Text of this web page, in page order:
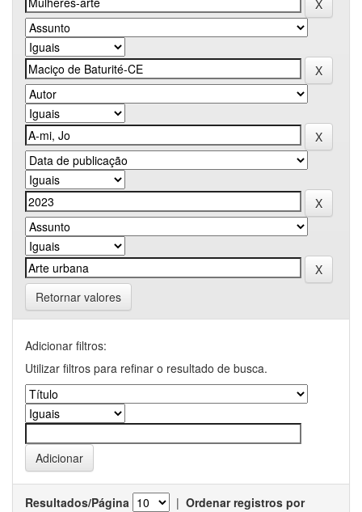
Retornar valores
Adicionar filtros:
Utilizar filtros para refinar o resultado de busca.
Resultados/Página | Ordenar registros por